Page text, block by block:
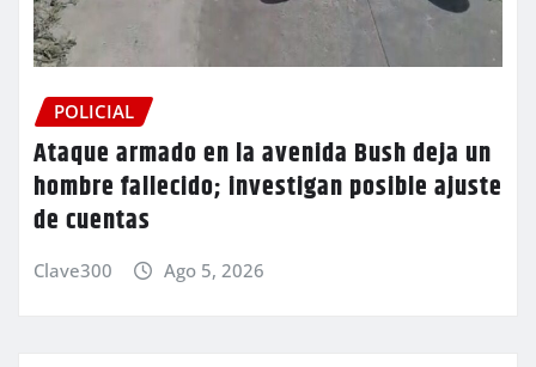
POLICIAL
Ataque armado en la avenida Bush deja un
hombre fallecido; investigan posible ajuste
de cuentas
Clave300 Ago 5, 2026